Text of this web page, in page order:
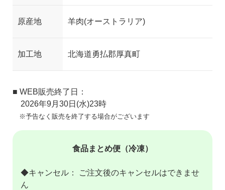
原産地 羊肉(オーストラリア)
加工地 北海道勇払郡厚真町
■ WEB販売終了日：
2026年9月30日(水)23時
※予告なく販売を終了する場合がございます
食品まとめ便（冷凍）
◆キャンセル： ご注文後のキャンセルはできませ
ん